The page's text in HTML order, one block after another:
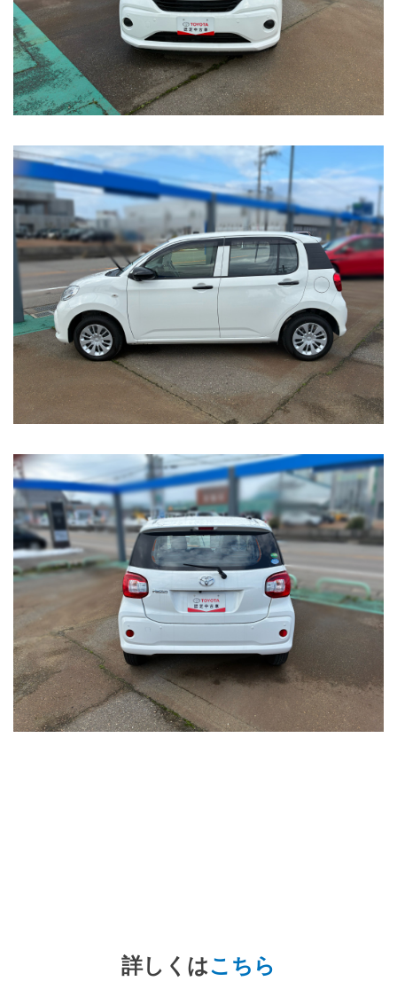
詳しくはこちら